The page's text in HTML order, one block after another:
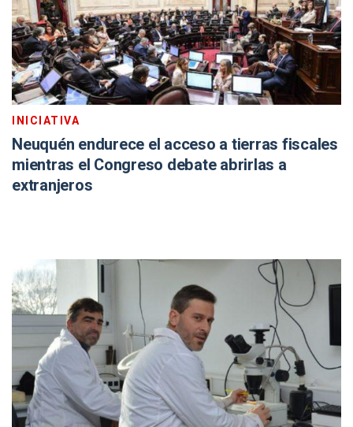
INICIATIVA
Neuquén endurece el acceso a tierras fiscales
mientras el Congreso debate abrirlas a
extranjeros